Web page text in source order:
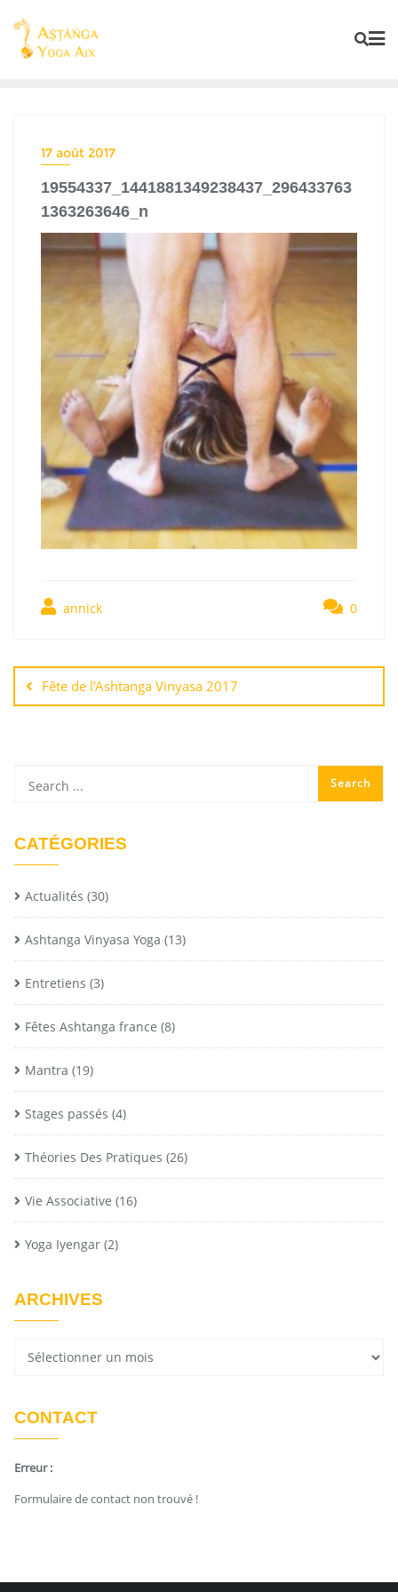
17 août 2017
19554337_1441881349238437_296433763
1363263646_n
annick 0
Fête de l’Ashtanga Vinyasa 2017
CATÉGORIES
Actualités (30)
Ashtanga Vinyasa Yoga (13)
Entretiens (3)
Fêtes Ashtanga france (8)
Mantra (19)
Stages passés (4)
Théories Des Pratiques (26)
Vie Associative (16)
Yoga Iyengar (2)
ARCHIVES
CONTACT
Erreur :
Formulaire de contact non trouvé !